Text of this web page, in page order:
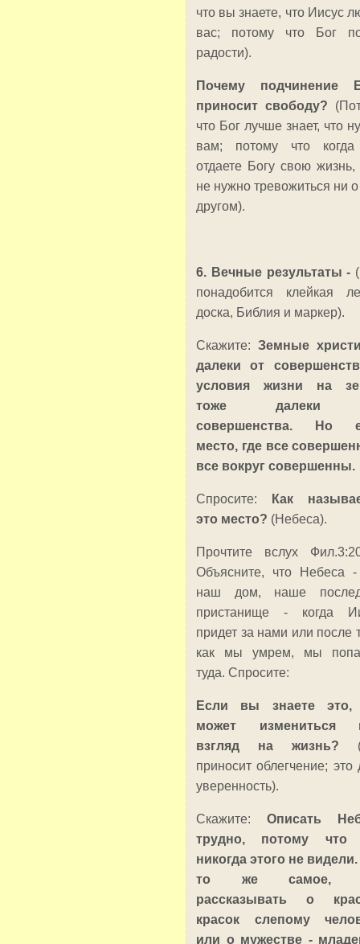
что вы знаете, что Иисус
вас; потому что Бог
радости).
Почему подчинение
приносит свободу?
что Бог лучше знает, что
вам; потому что
отдаете Богу свою
не нужно тревожиться ни
другом).
6. Вечные результаты -
понадобится клейкая
доска, Библия и маркер).
Скажите: Земные
далеки от
условия жизни на
тоже далеки
совершенства. Но
место, где все
все вокруг совершенны.
Спросите:
Как
это место? (Небеса).
Прочтите вслух
Объясните, что Небеса -
наш дом, наше
пристанище - когда
придет за нами или после
как мы умрем, мы
туда. Спросите:
Если вы знаете это,
может измениться
взгляд на жизнь?
приносит облегчение; это
уверенность).
Скажите: Описать
трудно, потому
никогда этого не
то же самое,
рассказывать о
красок слепому
или о мужестве -